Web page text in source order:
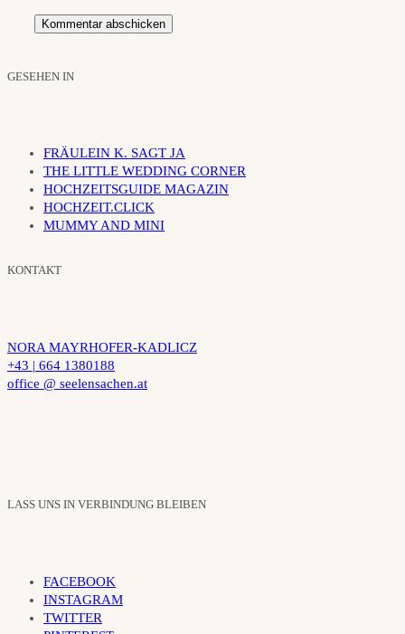
GESEHEN IN
FRÄULEIN K. SAGT JA
THE LITTLE WEDDING CORNER
HOCHZEITSGUIDE MAGAZIN
HOCHZEIT.CLICK
MUMMY AND MINI
KONTAKT
NORA MAYRHOFER-KADLICZ
+43 | 664 1380188
office @ seelensachen.at
LASS UNS IN VERBINDUNG BLEIBEN
FACEBOOK
INSTAGRAM
TWITTER